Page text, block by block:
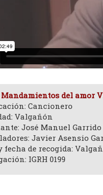
Mandamientos del amor
Cancionero
Valgañón
José Manuel Garrido
Javier Asensio
fecha de recogida:
IGRH 0199